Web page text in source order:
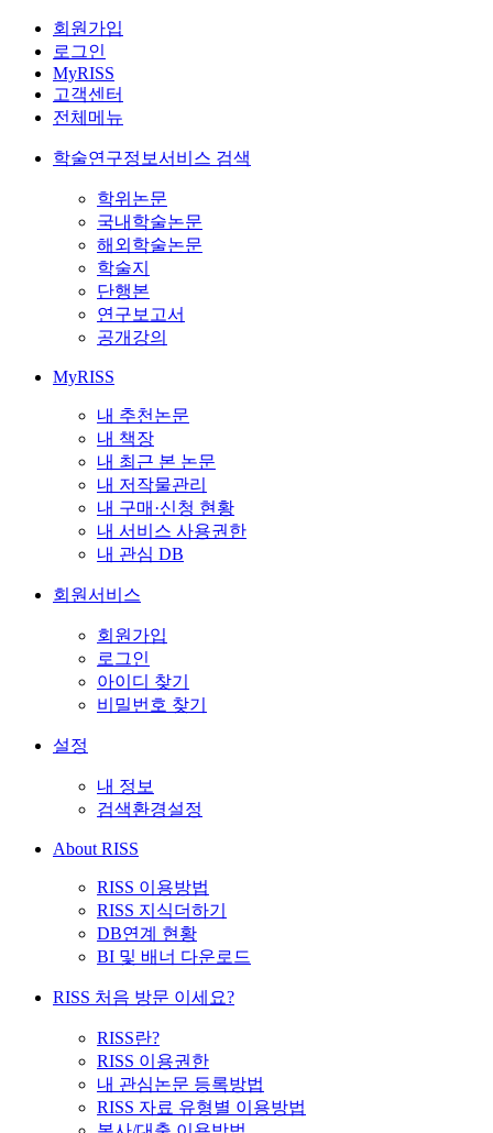
회원가입
로그인
MyRISS
고객센터
전체메뉴
학술연구정보서비스 검색
학위논문
국내학술논문
해외학술논문
학술지
단행본
연구보고서
공개강의
MyRISS
내 추천논문
내 책장
내 최근 본 논문
내 저작물관리
내 구매·신청 현황
내 서비스 사용권한
내 관심 DB
회원서비스
회원가입
로그인
아이디 찾기
비밀번호 찾기
설정
내 정보
검색환경설정
About RISS
RISS 이용방법
RISS 지식더하기
DB연계 현황
BI 및 배너 다운로드
RISS 처음 방문 이세요?
RISS란?
RISS 이용권한
내 관심논문 등록방법
RISS 자료 유형별 이용방법